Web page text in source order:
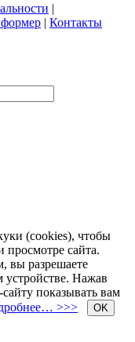
|
| Контакты
(cookies), чтобы
просмотре сайта.
вы разрешаете
устройстве. Нажав
показывать вам
>>> OK